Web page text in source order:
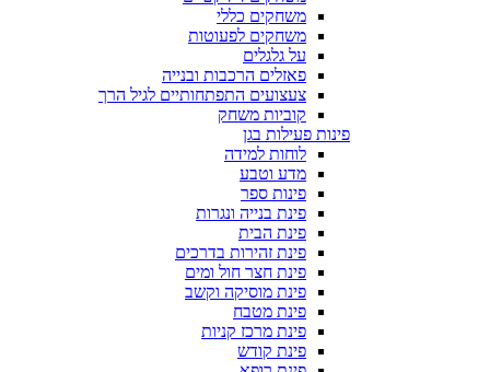
משחקים כללי
משחקים לפעוטות
על גלגלים
פאזלים הרכבות ובנייה
צעצועים התפתחותיים לגיל הרך
קוביות משחק
פינות פעילות בגן
לוחות למידה
מדע וטבע
פינות ספר
פינת בנייה ונגרות
פינת הבית
פינת זהירות בדרכים
פינת חצר חול ומים
פינת מוסיקה וקשב
פינת מטבח
פינת מרכז קניות
פינת קודש